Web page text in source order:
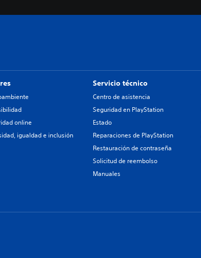
online
igualdad e inclusión
Servicio técnico
Centro de asistencia
Seguridad en PlayStation
Estado
Reparaciones de PlayStation
Restauración de contraseña
Solicitud de reembolso
Manuales